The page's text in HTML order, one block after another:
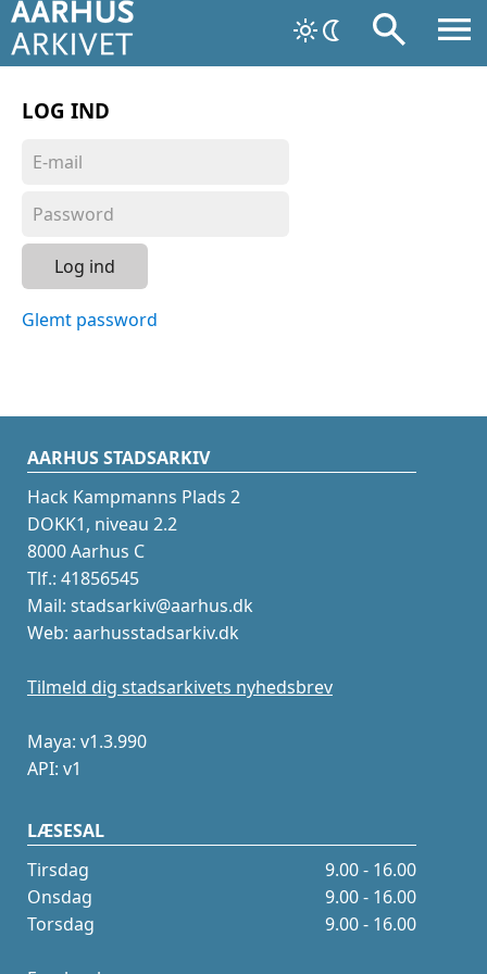
LOG IND
Log ind
Glemt password
AARHUS STADSARKIV
Hack Kampmanns Plads 2
DOKK1, niveau 2.2
8000 Aarhus C
Tlf.: 41856545
Mail: stadsarkiv@aarhus.dk
Web: aarhusstadsarkiv.dk
Tilmeld dig stadsarkivets nyhedsbrev
Maya: v1.3.990
API: v1
LÆSESAL
Tirsdag
9.00 - 16.00
Onsdag
9.00 - 16.00
Torsdag
9.00 - 16.00